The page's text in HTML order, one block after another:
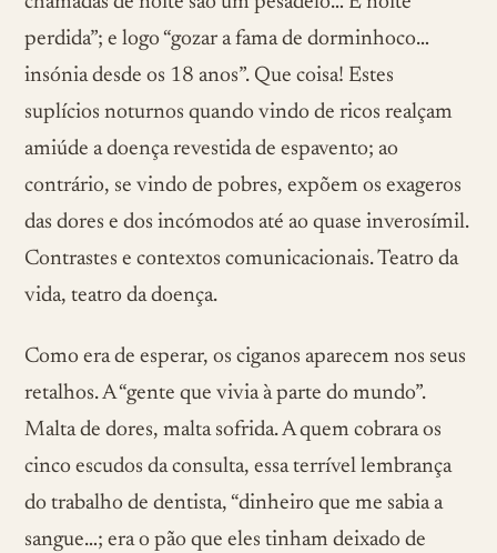
perdida”; e logo “gozar a fama de dorminhoco…
insónia desde os 18 anos”. Que coisa! Estes
suplícios noturnos quando vindo de ricos realçam
amiúde a doença revestida de espavento; ao
contrário, se vindo de pobres, expõem os exageros
das dores e dos incómodos até ao quase inverosímil.
Contrastes e contextos comunicacionais. Teatro da
vida, teatro da doença.
Como era de esperar, os ciganos aparecem nos seus
retalhos. A “gente que vivia à parte do mundo”.
Malta de dores, malta sofrida. A quem cobrara os
cinco escudos da consulta, essa terrível lembrança
do trabalho de dentista, “dinheiro que me sabia a
sangue…; era o pão que eles tinham deixado de